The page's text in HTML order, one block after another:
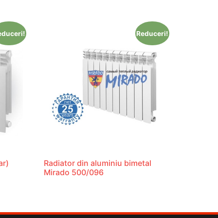
Reduceri!
Radiator din aluminiu bimetal
Mirado 500/096